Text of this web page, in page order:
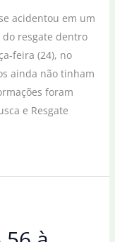
acidentou em um
resgate dentro
feira (24), no
ainda não tinham
foram
e Resgate